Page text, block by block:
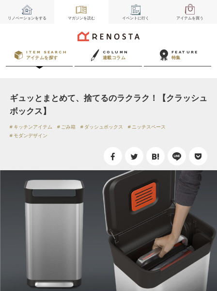
リノベーションをする マガジンを読む イベント に行く アイテムを買う
ITEM SEARCH
アイテムを探す
COLUMN
連載コラム
FEATURE
特集
ギュッとまとめて、捨てるのラクラク！【クラッシュ
ボックス】
キッチンアイテム ごみ箱 ダッシュボックス
ニッチスペース
モダンデザイン